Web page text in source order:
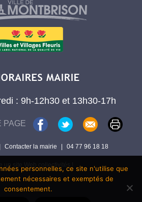
: 9h-12h30 et 13h30-17h
PAGE
Contacter la mairie | 04 77 96 18 18
un site Web collectivités !
personnelles, ce site n'utilise que
nécessaires et exemptés de
consentement.